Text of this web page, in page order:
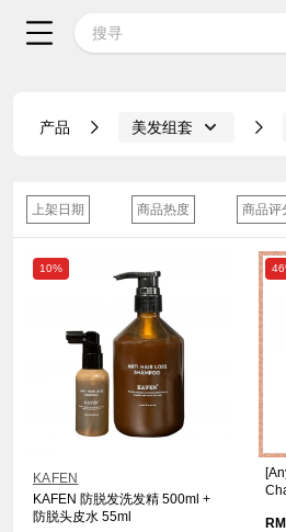
产品 美发组套
上架日期 商品热度 商品评
10%
KAFEN
KAFEN 防脱发洗发精 500ml +
防脱头皮水 55ml
RM